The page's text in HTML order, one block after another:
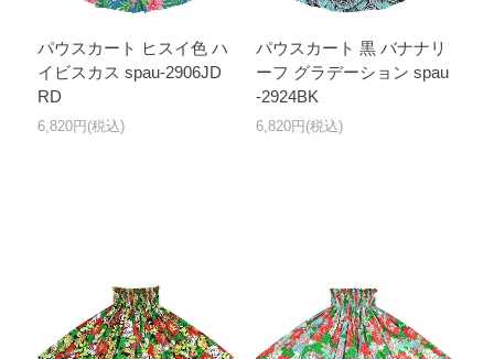
パウスカート ヒスイ色 ハ
イビスカス spau-2906JD
RD
6,820円(税込)
パウスカート 黒 バナナリ
ーフ グラデーション spau
-2924BK
6,820円(税込)